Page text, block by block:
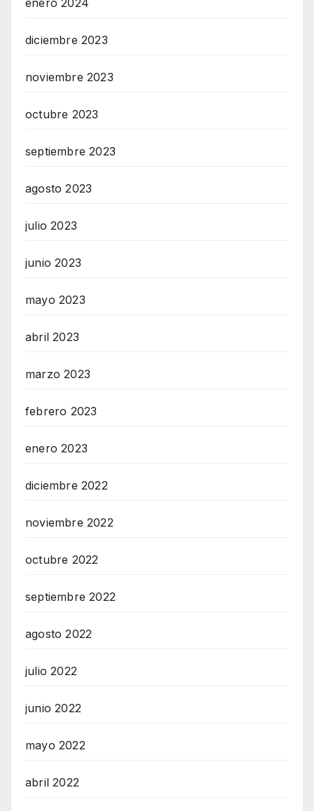
diciembre 2023
noviembre 2023
octubre 2023
septiembre 2023
agosto 2023
julio 2023
junio 2023
mayo 2023
abril 2023
marzo 2023
febrero 2023
enero 2023
diciembre 2022
noviembre 2022
octubre 2022
septiembre 2022
agosto 2022
julio 2022
junio 2022
mayo 2022
abril 2022